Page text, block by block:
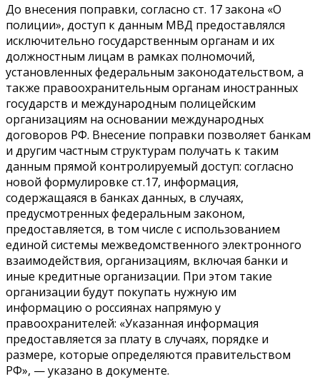
До внесения поправки, согласно ст. 17 закона «О
полиции», доступ к данным МВД предоставлялся
исключительно государственным органам и их
должностным лицам в рамках полномочий,
установленных федеральным законодательством, а
также правоохранительным органам иностранных
государств и международным полицейским
организациям на основании международных
договоров РФ. Внесение поправки позволяет банкам
и другим частным структурам получать к таким
данным прямой контролируемый доступ: согласно
новой формулировке ст.17, информация,
содержащаяся в банках данных, в случаях,
предусмотренных федеральным законом,
предоставляется, в том числе с использованием
единой системы межведомственного электронного
взаимодействия, организациям, включая банки и
иные кредитные организации. При этом такие
организации будут покупать нужную им
информацию о россиянах напрямую у
правоохранителей: «Указанная информация
предоставляется за плату в случаях, порядке и
размере, которые определяются правительством
РФ», — указано в документе.